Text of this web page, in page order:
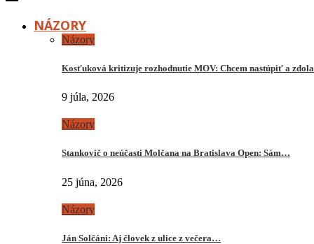
NÁZORY
Názory
Kosťuková kritizuje rozhodnutie MOV: Chcem nastúpiť a
9 júla, 2026
Názory
Stankovič o neúčasti Molčana na Bratislava Open: Sám…
25 júna, 2026
Názory
Ján Solčáni: Aj človek z ulice z večera…